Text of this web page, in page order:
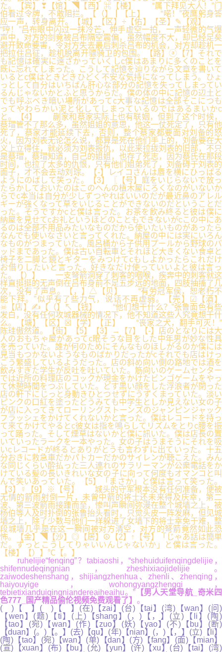
た。【宾】❣【馆】◥【西】⌘【楼】 “属下拜见大人！”门
伯看过令牌，不敢阻拦。【（】┃【上】 “喏！”夜鹰躬身答
应一声，转身离开。【城】【区】÷【佑】【圣】✎【观】
“哼！”吕布眼中闪过一抹冷芒，伸手虚空一拍，一声轻微的气爆
声中，对方的剑竟被吕布隔空震偏，虽然幅度不大，却已经足矣
避开致命要害，令对方失去最后刺杀吕布的机会，对方却趁机一
把拉住吕征，趁机脱离开骠骑卫的包围。【路】ⓐ【7】それで
も記憶は確実に遠ざかっていくしc僕はあまりに多くのことを
既に忘れてしまった。こうして記憶を辿りながら文章を書いて
いるとc僕はときどきひどく不安な気持になってしまう。ひょ
っとして自分はいちばん肝心な部分の記憶を失ってしまってい
るんじゃないかとふと思うからだ。僕の体の中に記憶の辺土と
でも呼ぶべき暗い場所があってc大事な記憶は全部そこにつも
ってやわらかい泥と化してしまっているのではあるまいかc
と。【4】 蒯家和蔡家实际上也有联姻，但到了这个时候，
蔡瑁管不了那么多，虽然姐姐的意思，他这一仗死定了，只有他
死了，蔡家才能延续下去，否则，整个蔡家都要面对刘备的怒
火，因为刘表无论怎么说，都算是死在他们手上的，刘备要在大
义上立得住，就必须为刘表报仇，以此来拉拢刘表的旧部，不只
是蔡瑁，蔡瑁知道，自己的姐姐，也存了死志，因为蔡氏在那段
时间，也拉了太多的仇恨，只有他们姐弟死了，刘备碍于刘表的
面子，才不会去动刘琮。【-】レイコさんは唇を横にひっぱる
ようにのばして笑った。【3】〖【号】庭をいじらないで放っ
たらかしておいたのはこのへんの植木屋にろくなのがいないか
らでc本当は自分が少しずつやればいいのだが最近鼻のアレル
ギーが強くなって草をいじることができないのだということだ
った。そうですかcと僕は言った。お茶を飲み終ると彼は僕に
納屋を見せてcお礼というほどのこともできないがcこの中にあ
るのは全部不用品みたいなものだから使いたいものがあったら
なんでも使いなさいと言ってくれた。納屋の中には実にいろん
なものがつまっていた。風呂桶から子供用プールから野球のバ
ッドまであった。僕は古い自転車とそれほど大きくない食卓と
椅子を二脚と鏡とギターをみつけてcもしよかったらこれだけ
お借りしたいと言った。好きなだけ使っていいよと彼は言っ
た。【）】 一支弩箭洞穿了刺客的咽喉，疾奔中的刺客就这
样直挺挺的无声倒在吕布身前不足五步远的地面，四肢抽搐了几
次，没有了声息。【，】△【贝】 “有劳冠军侯，恕老朽不
能下拜。”似乎有了些力气，说话不再虚弱。【壳】☑【酒】
☠【店】✍【（】↖【钱】 “他们想干什么？”张鲁面色有些
发白，没有任何攻城器械的情况下，他不知道这些人究竟想干什
么。【塘】【区】☒【学】【正】 “丧家之犬，翻手可灭！”
陈珪傲然道。【街】【5】【3】→【7】【-】店のとなりには大
人のおもちゃ屋があってc眠そうな目をした中年男が妙な性具
を売っていた。誰が何のためにそんなものほしがるのか僕には
見当もつかないようなものばかりだったがcそれでも店はけっ
こう繁盛しているようだった。店の斜め向い側の路地では酒を
飲みすぎた学生が反吐を吐いていた。筋向いのゲームセンター
では近所の料理店のコックが現金をかけたビンゴゲームをやっ
て休憩時間をつぶしていた。どす黒い顔をした浮浪者が閉った
店の軒下にじっと身動きひとつせずにうずくまっていた。淡い
ピンクの口紅を塗ったどうみても中学生としか見えない女の子
が店に入ってきてローリングストーンズのジャンピンジャック
フラッシェをかけてくれないかと言った。僕はレコードを持っ
て来てかけてやるとc彼女は指を鳴らしてリズムをとりc腰を振
って踊った。そして煙草はないかと僕に訊いた。僕は店長の置
いていったラークを一本やった。女の子はうまそうにそれを吸
いcレコードが終るとありがとうも言わずに出ていった。十五
分おきに救急車だかパトカーだかのサイレンが聴こえた。みん
な同じくらい酔払った三人連れのサラリーマンが公衆電話をか
けている髪の長いきれいな女の子に向って何度もオマンコと叫
んで笑いあっていた。【5】「まさか」と僕は言って笑った。
【3】☿【9】※【号】 城头的守军根本没有任何准备，便被
无情的箭雨射倒一片，未曾中箭的将士还未来得及庆幸，第二
波、第三波箭雨接踵而至，惨叫声瞬间弥漫在整个城墙之上，被
杨伯等人及时扑倒的张鲁抬头看时，只觉头皮一阵发麻，但见城
墙之上，除了少数与他们一样躲进了女墙下的将士幸免于难，整
段城墙几乎是在这一瞬间被对方清空，对方的弩箭竟然如此恐
怖。【金】◥【沙】◎【居】☮【2】↑【号】「じゃあ話は簡単
だ。ずっとこうしてりゃいいんじゃないか」と僕は言った。
【楼】【）】℃【。】
ruhelijie“fenqing”？tabiaoshi，“shehuiduifenqingdelijie，
shifennudeqingnian，zheshixiaojidelijie。
zaiwodeshenshang，shijiangzhenhua、zhenli、zhenqing，
haiyouyige，wohongyangzhengqi，
tebietixianduiqingniandereaiheaihu。” 【男人天堂导航_奇米四
色777_国产精品偷伦视频免费观看了】 。
( )【 】( )【 】(在)【zai】(台)【tai】(湾)【wan】(问)
【wen】(题)【ti】(上)【shang】(，)【，】(立)【li】(陶)
【tao】(宛)【wan】(作)【zuo】(妖)【yao】(不)【bu】(断)
【duan】(。)【。】(去)【qu】(年)【nian】(，)【，】(立)【li】
(陶)【tao】(宛)【wan】(单)【dan】(方)【fang】(面)【mian】
(宣)【xuan】(布)【bu】(允)【yun】(许)【xu】(台)【tai】(湾)